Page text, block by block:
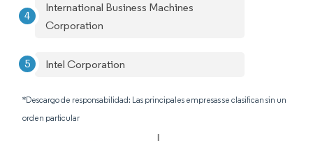
International Business Machines
Corporation
Intel Corporation
*Descargo de responsabilidad: Las principales empresas se clasifican sin un
orden particular